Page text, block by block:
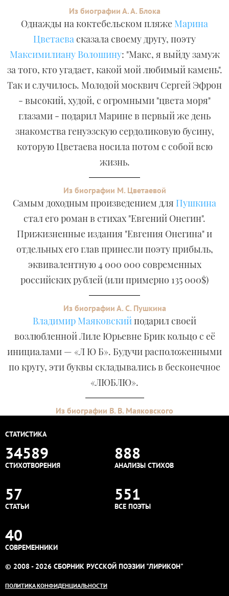
Из биографии А. А. Блока
Однажды на коктебельском пляже Марина
Цветаевасказала своему другу, поэту
Максимилиану Волошину: "Макс, я выйду замуж
за того, кто угадает, какой мой любимый камень".
Так и случилось. Молодой москвич Сергей Эфрон
- высокий, худой, с огромными "цвета моря"
глазами - подарил Марине в первый же день
знакомства генуэзскую сердоликовую бусину,
которую Цветаева носила потом с собой всю
жизнь.
Из биографии М. Цветаевой
Самым доходным произведением для Пушкина
стал его роман в стихах "Евгений Онегин".
Прижизненные издания "Евгения Онегина" и
отдельных его глав принесли поэту прибыль,
эквивалентную 4 000 000 современных
российских рублей (или примерно 135 000$)
Из биографии А. С. Пушкина
Владимир Маяковскийподарил своей
возлюбленной Лиле Юрьевне Брик кольцо с её
инициалами — «Л Ю Б». Будучи расположенными
по кругу, эти буквы складывались в бесконечное
«ЛЮБЛЮ».
Из биографии В. В. Маяковского
СТАТИСТИКА
34589
СТИХОТВОРЕНИЯ
888
АНАЛИЗЫ СТИХОВ
57
СТАТЬИ
551
ВСЕ ПОЭТЫ
40
СОВРЕМЕННИКИ
© 2008 - 2026 СБОРНИК РУССКОЙ ПОЭЗИИ "ЛИРИКОН"
ПОЛИТИКА КОНФИДЕНЦИАЛЬНОСТИ